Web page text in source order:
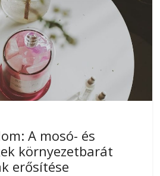
A mosó- és
környezetbarát
erősítése